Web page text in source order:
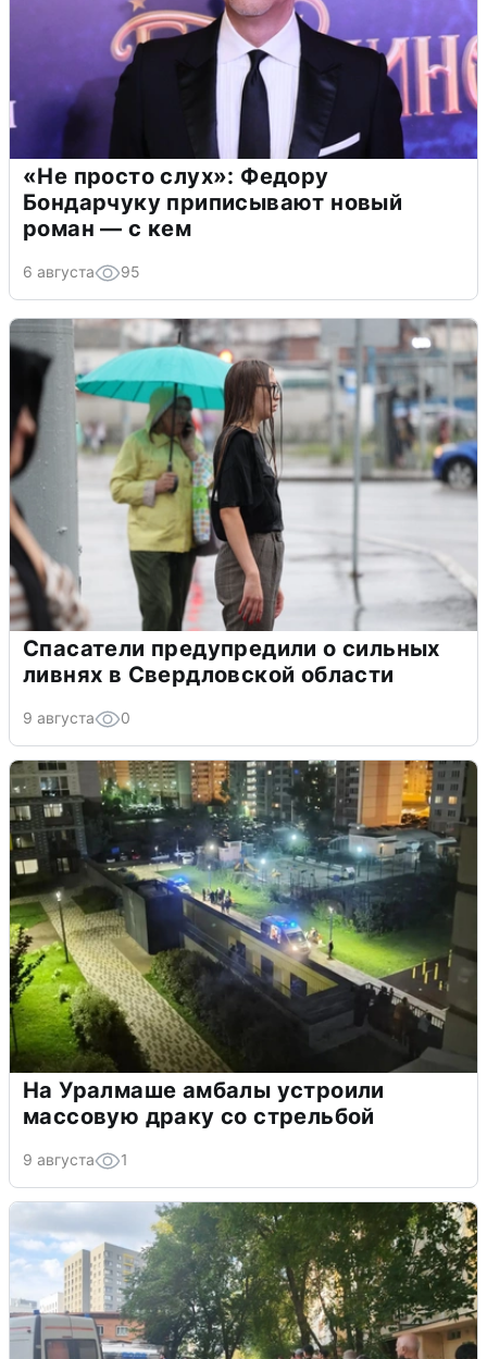
«Не просто слух»: Федору
Бондарчуку приписывают новый
роман — с кем
6 августа 95
Спасатели предупредили о сильных
ливнях в Свердловской области
9 августа 0
На Уралмаше амбалы устроили
массовую драку со стрельбой
9 августа 1